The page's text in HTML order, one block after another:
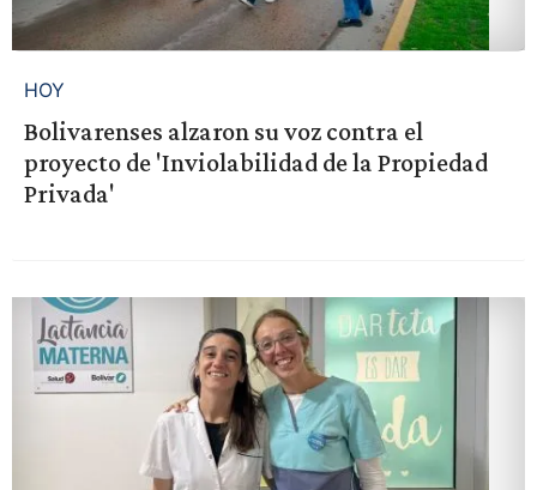
HOY
Bolivarenses alzaron su voz contra el
proyecto de 'Inviolabilidad de la Propiedad
Privada'